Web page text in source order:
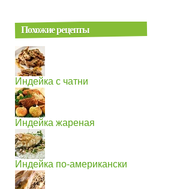
Похожие рецепты
Индейка с чатни
Индейка жареная
Индейка по-американски